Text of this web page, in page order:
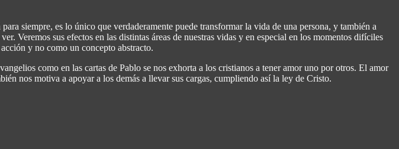
siempre, es lo único que verdaderamente puede transformar la vida de una persona, y también a
Veremos sus efectos en las distintas áreas de nuestras vidas y en especial en los momentos difíciles
y no como un concepto abstracto.
como en las cartas de Pablo se nos exhorta a los cristianos a tener amor uno por otros. El amor
nos motiva a apoyar a los demás a llevar sus cargas, cumpliendo así la ley de Cristo.